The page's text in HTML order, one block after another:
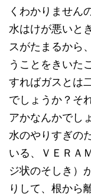
くわかりません
水はけが悪いと
スがたまるから
うことをきいた
すればガスとは
でしょうか？そ
アかなんかでし
水のやりすぎの
いる、ＶＥＲＡ
ジ状のそしき）
りして、根から